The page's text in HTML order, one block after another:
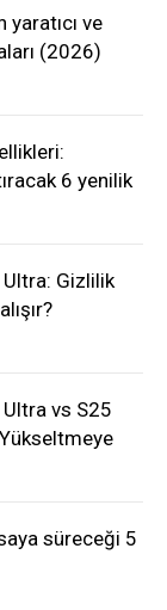
ve
(2026)
6 yenilik
Gizlilik
vs S25
süreceği 5